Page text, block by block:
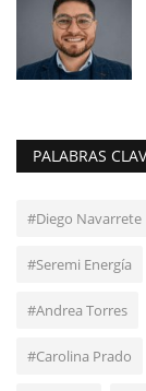
PALABRAS
#Diego Navarrete
#Seremi Energía
#Andrea Torres
#Carolina Prado